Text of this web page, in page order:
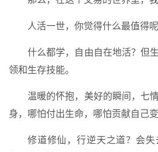
人活一世，你觉得什么最值得呢
什么都学，自由自在地活？但
领和生存技能。
温暖的怀抱，美好的瞬间，七
身，哪怕付出生命，哪怕贡献自己变
修道修仙，行逆天之道？会